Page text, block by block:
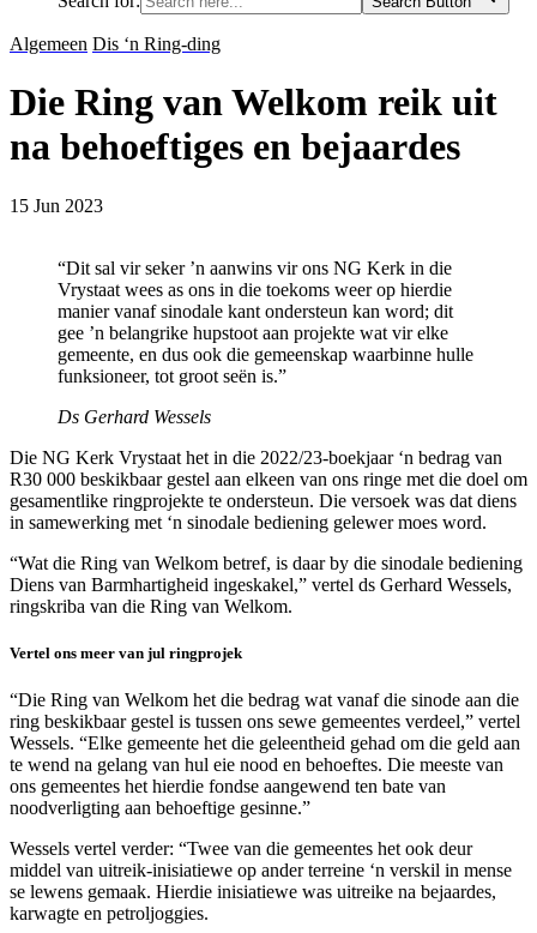
Algemeen Dis ‘n Ring-ding
Die Ring van Welkom reik uit
na behoeftiges en bejaardes
15 Jun 2023
“Dit sal vir seker ’n aanwins vir ons NG Kerk in die
Vrystaat wees as ons in die toekoms weer op hierdie
manier vanaf sinodale kant ondersteun kan word; dit
gee ’n belangrike hupstoot aan projekte wat vir elke
gemeente, en dus ook die gemeenskap waarbinne hulle
funksioneer, tot groot seën is.”
Ds Gerhard Wessels
Die NG Kerk Vrystaat het in die 2022/23-boekjaar ‘n bedrag van
R30 000 beskikbaar gestel aan elkeen van ons ringe met die doel om
gesamentlike ringprojekte te ondersteun. Die versoek was dat diens
in samewerking met ‘n sinodale bediening gelewer moes word.
“Wat die Ring van Welkom betref, is daar by die sinodale bediening
Diens van Barmhartigheid ingeskakel,” vertel ds Gerhard Wessels,
ringskriba van die Ring van Welkom.
Vertel ons meer van jul ringprojek
“Die Ring van Welkom het die bedrag wat vanaf die sinode aan die
ring beskikbaar gestel is tussen ons sewe gemeentes verdeel,” vertel
Wessels. “Elke gemeente het die geleentheid gehad om die geld aan
te wend na gelang van hul eie nood en behoeftes. Die meeste van
ons gemeentes het hierdie fondse aangewend ten bate van
noodverligting aan behoeftige gesinne.”
Wessels vertel verder: “Twee van die gemeentes het ook deur
middel van uitreik-inisiatiewe op ander terreine ‘n verskil in mense
se lewens gemaak. Hierdie inisiatiewe was uitreike na bejaardes,
karwagte en petroljoggies.